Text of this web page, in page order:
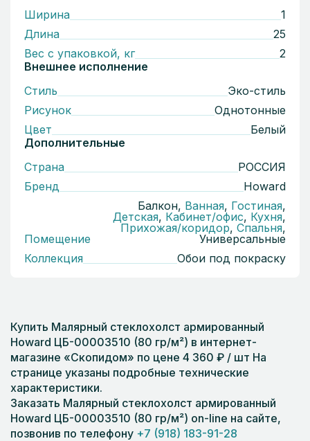
Ширина
1
Длина
25
Вес с упаковкой, кг
2
Внешнее исполнение
Стиль
Эко-стиль
Рисунок
Однотонные
Цвет
Белый
Дополнительные
Страна
РОССИЯ
Бренд
Howard
Помещение
Балкон, Ванная, Гостиная,
Детская, Кабинет/офис, Кухня,
Прихожая/коридор, Спальня,
Универсальные
Коллекция
Обои под покраску
Купить Малярный стеклохолст армированный
Howard ЦБ-00003510 (80 гр/м²) в интернет-
магазине «Скопидом» по цене 4 360 ₽ / шт На
странице указаны подробные технические
характеристики.
Заказать Малярный стеклохолст армированный
Howard ЦБ-00003510 (80 гр/м²) on-line на сайте,
позвонив по телефону +7 (918) 183-91-28